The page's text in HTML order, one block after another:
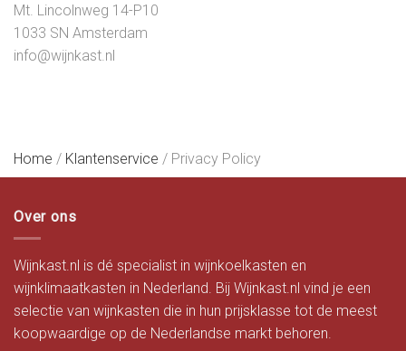
Mt. Lincolnweg 14-P10
1033 SN Amsterdam
info@wijnkast.nl
Home / Klantenservice / Privacy Policy
Over ons
Wijnkast.nl is dé specialist in wijnkoelkasten en
wijnklimaatkasten in Nederland. Bij Wijnkast.nl vind je een
selectie van wijnkasten die in hun prijsklasse tot de meest
koopwaardige op de Nederlandse markt behoren.